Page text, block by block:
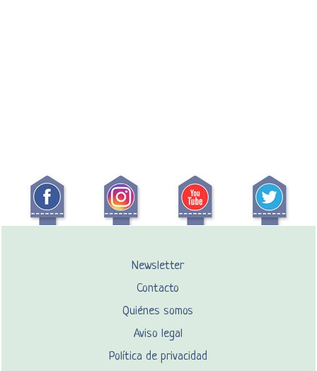
Newsletter
Contacto
Quiénes somos
Aviso legal
Política de privacidad